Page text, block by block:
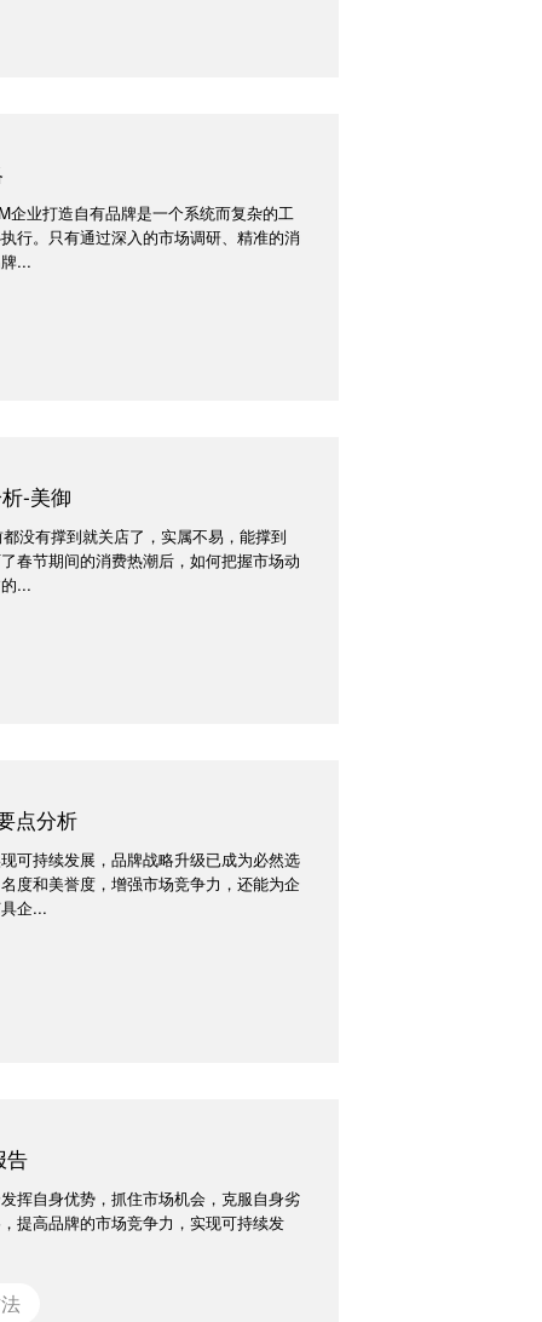
企业打造自有品牌是一个系统而复杂的工
行。只有通过深入的市场调研、精准的消
...
-美御
没有撑到就关店了，实属不易，能撑到
春节期间的消费热潮后，如何把握市场动
...
点分析
可持续发展，品牌战略升级已成为必然选
度和美誉度，增强市场竞争力，还能为企
企...
告
挥自身优势，抓住市场机会，克服自身劣
提高品牌的市场竞争力，实现可持续发